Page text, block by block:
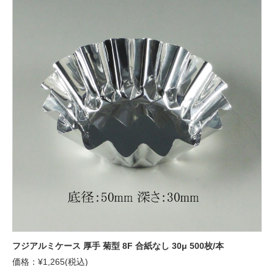
フジアルミケース 厚手 菊型 8F 合紙なし 30μ 500枚/本
価格：¥1,265(税込)